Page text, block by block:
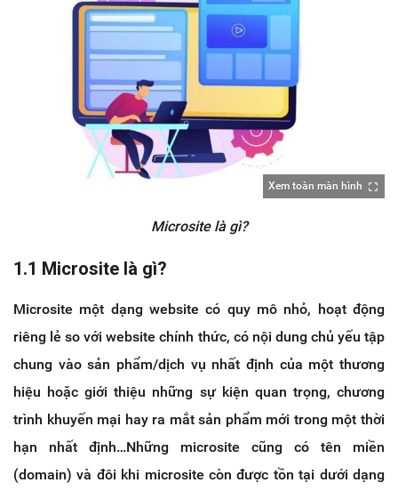
Xem toàn màn hình
Microsite là gì?
1.1 Microsite là gì?
Microsite một dạng website có quy mô nhỏ, hoạt động
riêng lẻ so với website chính thức, có nội dung chủ yếu tập
chung vào sản phẩm/dịch vụ nhất định của một thương
hiệu hoặc giới thiệu những sự kiện quan trọng, chương
trình khuyến mại hay ra mắt sản phẩm mới trong một thời
hạn nhất định…Những microsite cũng có tên miền
(domain) và đôi khi microsite còn được tồn tại dưới dạng